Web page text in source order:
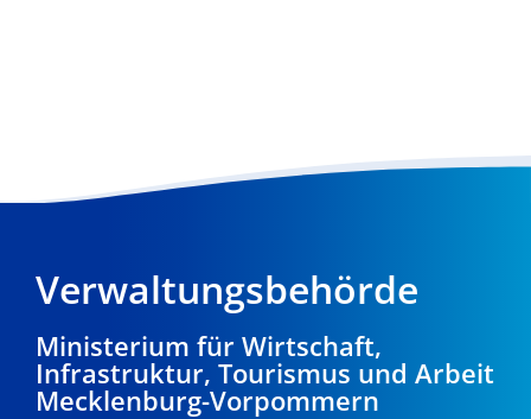
Verwaltungsbehörde
Ministerium für Wirtschaft,
Infrastruktur, Tourismus und Arbeit
Mecklenburg-Vorpommern